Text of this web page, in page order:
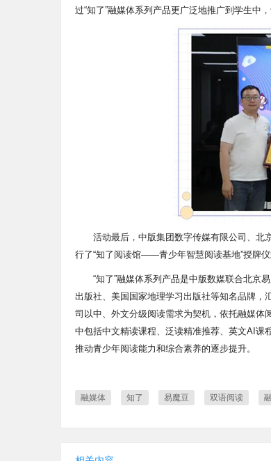
过“知了”融媒体系列产品更广泛地推广到学生中
活动最后，中版集团数字传媒有限公司、北
行了“知了阅读馆——青少年智慧阅读基地”授牌仪
“知了”融媒体系列产品是中版数媒联合北京
出版社、美国国家地理学习出版社等知名品牌，
司以中、外文分级阅读需求为契机，依托融媒体
中包括中文精读课程、泛读精准推荐、英文AI课
推动青少年阅读能力和综合素养的逐步提升。
融媒体 知了 易魔豆 双语阅读